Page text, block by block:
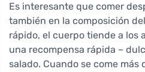
Es interesante que comer
también en la composición
rápido, el cuerpo tiende a los
una recompensa rápida –
salado. Cuando se come más